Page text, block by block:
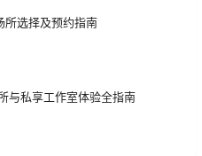
所选择及预约指南
与私享工作室体验全指南